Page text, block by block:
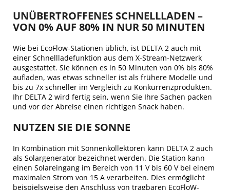
UNÜBERTROFFENES SCHNELLLADEN –
VON 0% AUF 80% IN NUR 50 MINUTEN
Wie bei EcoFlow-Stationen üblich, ist DELTA 2 auch mit
einer Schnellladefunktion aus dem X-Stream-Netzwerk
ausgestattet. Sie können es in 50 Minuten von 0% bis 80%
aufladen, was etwas schneller ist als frühere Modelle und
bis zu 7x schneller im Vergleich zu Konkurrenzprodukten.
Ihr DELTA 2 wird fertig sein, wenn Sie Ihre Sachen packen
und vor der Abreise einen richtigen Snack haben.
NUTZEN SIE DIE SONNE
In Kombination mit Sonnenkollektoren kann DELTA 2 auch
als Solargenerator bezeichnet werden. Die Station kann
einen Solareingang im Bereich von 11 V bis 60 V bei einem
maximalen Strom von 15 A verarbeiten. Dies ermöglicht
beispielsweise den Anschluss von tragbaren EcoFloW-